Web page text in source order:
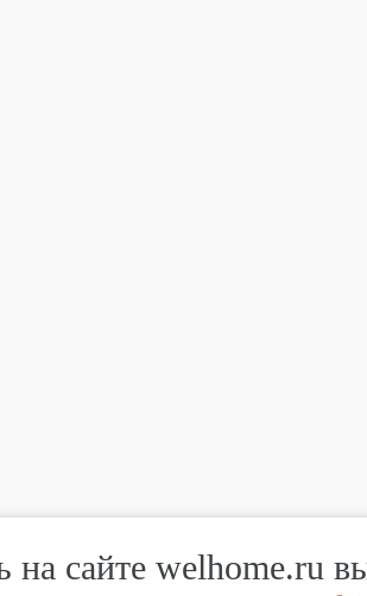
на сайте welhome.ru